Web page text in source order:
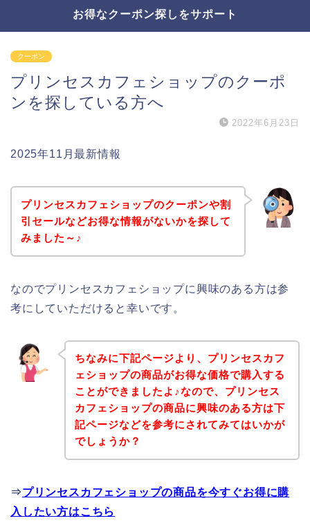
お得なクーポン探しをサポート
クーポン
プリンセスカフェショップのクーポ
ンを探している方へ
2022年6月23日
2025年11月最新情報
プリンセスカフェショップのクーポンや割
引セールなどお得な情報がないかを探して
みました～♪
なのでプリンセスカフェショップに興味のある方は参
考にしていただけると幸いです。
ちなみに下記ページより、プリンセスカフ
ェショップの商品がお得な価格で購入する
ことができましたよ♪なので、プリンセス
カフェショップの商品に興味のある方は下
記ページなどを参考にされてみてはいかが
でしょうか？
⇒プリンセスカフェショップの商品を今すぐお得に購
入したい方はこちら